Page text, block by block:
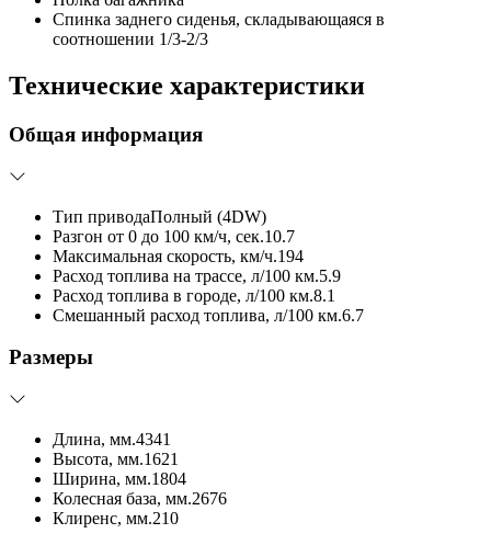
Спинка заднего сиденья, складывающаяся в
соотношении 1/3-2/3
Технические характеристики
Общая информация
Тип приводаПолный (4DW)
Разгон от 0 до 100 км/ч, сек.10.7
Максимальная скорость, км/ч.194
Расход топлива на трассе, л/100 км.5.9
Расход топлива в городе, л/100 км.8.1
Смешанный расход топлива, л/100 км.6.7
Размеры
Длина, мм.4341
Высота, мм.1621
Ширина, мм.1804
Колесная база, мм.2676
Клиренс, мм.210